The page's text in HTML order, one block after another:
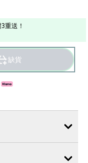
3重送！
缺貨